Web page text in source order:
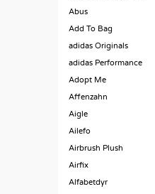
Abus
Add To Bag
adidas Originals
adidas Performance
Adopt Me
Affenzahn
Aigle
Ailefo
Airbrush Plush
Airfix
Alfabetdyr